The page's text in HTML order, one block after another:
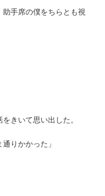
手席の僕をちらとも視
きいて思い出した。
りかかった」